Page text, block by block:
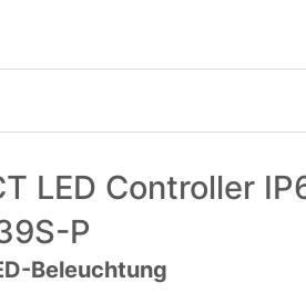
LED Controller
P
Beleuchtung